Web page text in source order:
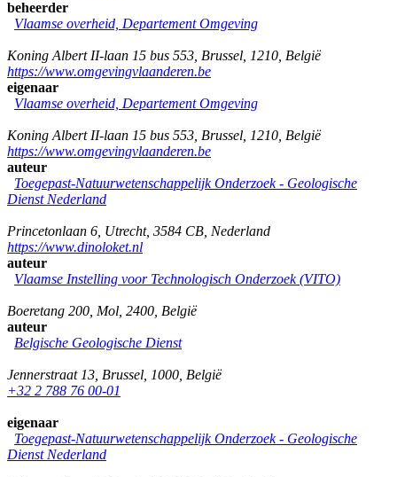
beheerder
Vlaamse overheid, Departement Omgeving
Koning Albert II-laan 15 bus 553 Brussel 1210 België
https://www.omgevingvlaanderen.be
eigenaar
Vlaamse overheid, Departement Omgeving
Koning Albert II-laan 15 bus 553 Brussel 1210 België
https://www.omgevingvlaanderen.be
auteur
Toegepast-Natuurwetenschappelijk Onderzoek - Geologische
Dienst Nederland
Princetonlaan 6 Utrecht, 3584 CB Nederland
https://www.dinoloket.nl
auteur
Vlaamse Instelling voor Technologisch Onderzoek (VITO)
Boeretang 200 Mol 2400 België
auteur
Belgische Geologische Dienst
Jennerstraat 13 Brussel 1000 België
+32 2 788 76 00-01
eigenaar
Toegepast-Natuurwetenschappelijk Onderzoek - Geologische
Dienst Nederland